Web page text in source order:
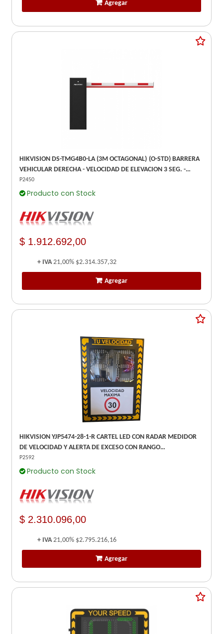
Agregar
HIKVISION DS-TMG4B0-LA (3M OCTAGONAL) (O-STD) BARRERA
VEHICULAR DERECHA - VELOCIDAD DE ELEVACION 3 SEG. -
BANDA PROTECTORA ANTI GOLPE DE VEHICULOS
P2450
Producto con Stock
$ 1.912.692,00
+ IVA21,00% $2.314.357,32
Agregar
HIKVISION YJP5474-28-1-R CARTEL LED CON RADAR MEDIDOR
DE VELOCIDAD Y ALERTA DE EXCESO CON RANGO
CONFIGURABLE DE 2 A 99 KM/H - PUERTO DE RED -
P2592
Producto con Stock
$ 2.310.096,00
+ IVA21,00% $2.795.216,16
Agregar